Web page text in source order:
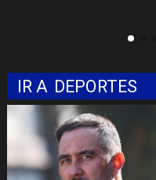
IR A DEPORTES